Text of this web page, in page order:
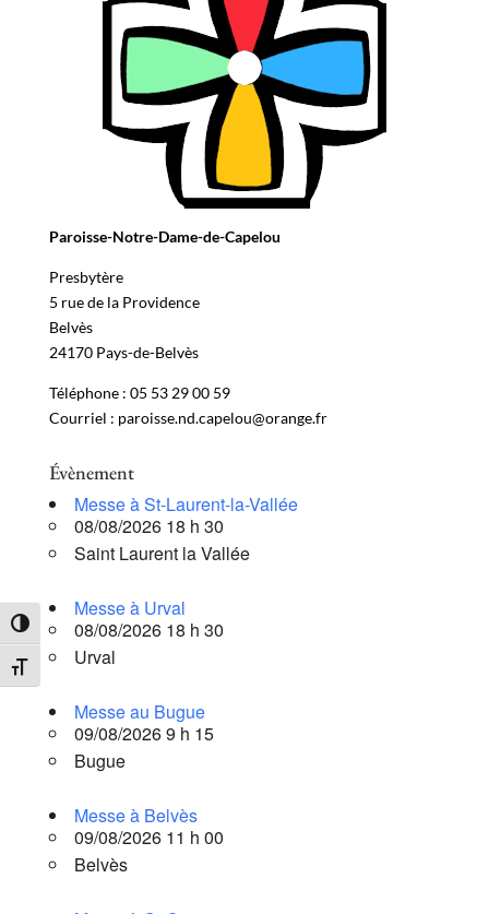
Passer en contraste élevé
Changer la taille de la police
Paroisse-Notre-Dame-de-Capelou
Presbytère
5 rue de la Providence
Belvès
24170 Pays-de-Belvès
Téléphone : 05 53 29 00 59
Courriel : paroisse.nd.capelou@orange.fr
Évènement
Messe à St-Laurent-la-Vallée
08/08/2026 18 h 30
Saint Laurent la Vallée
Messe à Urval
08/08/2026 18 h 30
Urval
Messe au Bugue
09/08/2026 9 h 15
Bugue
Messe à Belvès
09/08/2026 11 h 00
Belvès